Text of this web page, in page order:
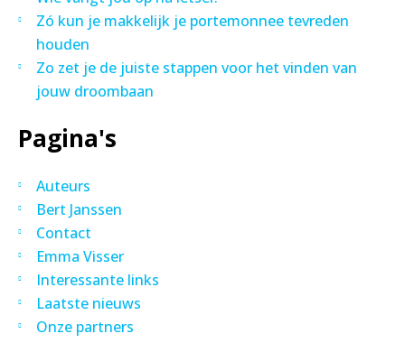
Zó kun je makkelijk je portemonnee tevreden
houden
Zo zet je de juiste stappen voor het vinden van
jouw droombaan
Pagina's
Auteurs
Bert Janssen
Contact
Emma Visser
Interessante links
Laatste nieuws
Onze partners